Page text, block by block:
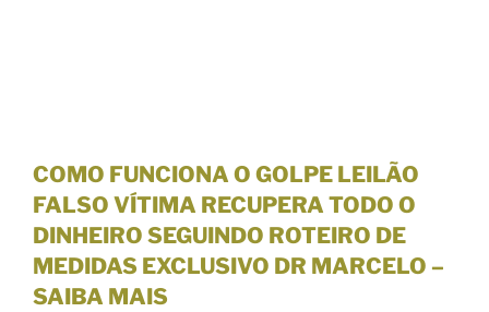
COMO FUNCIONA O GOLPE LEILÃO
FALSO VÍTIMA RECUPERA TODO O
DINHEIRO SEGUINDO ROTEIRO DE
MEDIDAS EXCLUSIVO DR MARCELO –
SAIBA MAIS